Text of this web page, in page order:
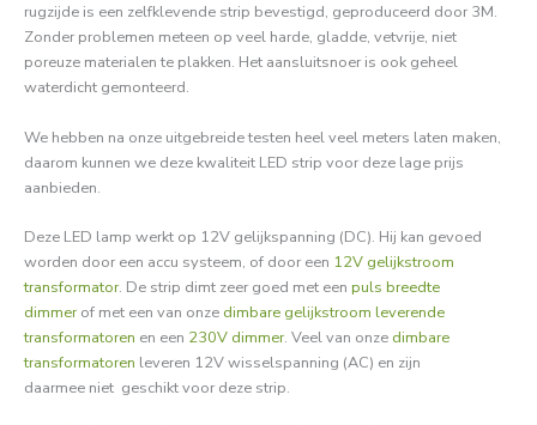
rugzijde is een zelfklevende strip bevestigd, geproduceerd door 3M.
Zonder problemen meteen op veel harde, gladde, vetvrije, niet
poreuze materialen te plakken. Het aansluitsnoer is ook geheel
waterdicht gemonteerd.
We hebben na onze uitgebreide testen heel veel meters laten maken,
daarom kunnen we deze kwaliteit LED strip voor deze lage prijs
aanbieden.
Deze LED lamp werkt op 12V gelijkspanning (DC). Hij kan gevoed
worden door een accu systeem, of door een 12V gelijkstroom
transformator. De strip dimt zeer goed met een puls breedte
dimmerof met een van onze dimbare gelijkstroom leverende
transformatoren en een 230V dimmer. Veel van onze dimbare
transformatoren leveren 12V wisselspanning (AC) en zijn
daarmee niet geschikt voor deze strip.